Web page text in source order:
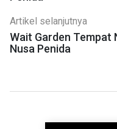
Artikel selanjutnya
Wait Garden Tempat
Nusa Penida